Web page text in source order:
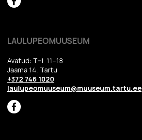
LAULUPEOMUUSEUM
Avatud: T–L 11–18
Jaama 14, Tartu
+372 746 1020
laulupeomuuseum@muuseum.tartu.ee